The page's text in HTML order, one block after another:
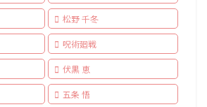
松野 千冬
呪術廻戦
伏黒 恵
五条 悟